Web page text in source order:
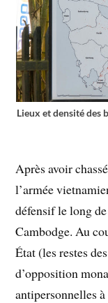
Lieux et densité des
Après avoir
l’armée
défensif le long
Cambodge. Au
État (les restes
d’opposition
antipersonnelles